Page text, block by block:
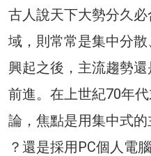
古人說天下大勢分久
域，則常常是集中分
興起之後，主流趨勢
前進。在上世紀70年
論，焦點是用集中式
？還是採用PC個人電